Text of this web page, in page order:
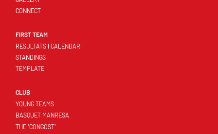
CONNECT
FIRST TEAM
RESULTATS I CALENDARI
STANDINGS
TEMPLATE
CLUB
YOUNG TEAMS
BASQUET MANRESA
THE 'CONGOST'